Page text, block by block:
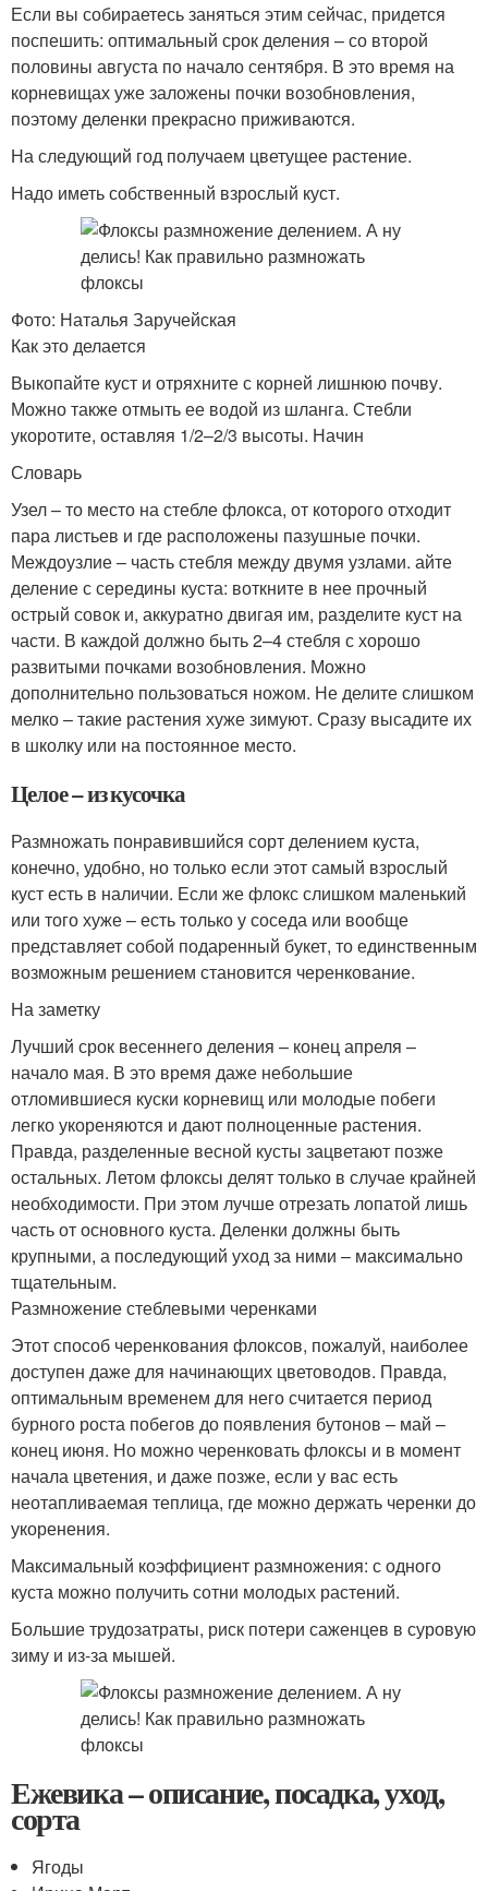
Если вы собираетесь заняться этим сейчас, придется
поспешить: оптимальный срок деления – со второй
половины августа по начало сентября. В это время на
корневищах уже заложены почки возобновления,
поэтому деленки прекрасно приживаются.
На следующий год получаем цветущее растение.
Надо иметь собственный взрослый куст.
Фото: Наталья Заручейская
Как это делается
Выкопайте куст и отряхните с корней лишнюю почву.
Можно также отмыть ее водой из шланга. Стебли
укоротите, оставляя 1/2–2/3 высоты. Начин
Словарь
Узел – то место на стебле флокса, от которого отходит
пара листьев и где расположены пазушные почки.
Междоузлие – часть стебля между двумя узлами. айте
деление с середины куста: воткните в нее прочный
острый совок и, аккуратно двигая им, разделите куст на
части. В каждой должно быть 2–4 стебля с хорошо
развитыми почками возобновления. Можно
дополнительно пользоваться ножом. Не делите слишком
мелко – такие растения хуже зимуют. Сразу высадите их
в школку или на постоянное место.
Целое – из кусочка
Размножать понравившийся сорт делением куста,
конечно, удобно, но только если этот самый взрослый
куст есть в наличии. Если же флокс слишком маленький
или того хуже – есть только у соседа или вообще
представляет собой подаренный букет, то единственным
возможным решением становится черенкование.
На заметку
Лучший срок весеннего деления – конец апреля –
начало мая. В это время даже небольшие
отломившиеся куски корневищ или молодые побеги
легко укореняются и дают полноценные растения.
Правда, разделенные весной кусты зацветают позже
остальных. Летом флоксы делят только в случае крайней
необходимости. При этом лучше отрезать лопатой лишь
часть от основного куста. Деленки должны быть
крупными, а последующий уход за ними – максимально
тщательным.
Размножение стеблевыми черенками
Этот способ черенкования флоксов, пожалуй, наиболее
доступен даже для начинающих цветоводов. Правда,
оптимальным временем для него считается период
бурного роста побегов до появления бутонов – май –
конец июня. Но можно черенковать флоксы и в момент
начала цветения, и даже позже, если у вас есть
неотапливаемая теплица, где можно держать черенки до
укоренения.
Максимальный коэффициент размножения: с одного
куста можно получить сотни молодых растений.
Большие трудозатраты, риск потери саженцев в суровую
зиму и из-за мышей.
Ежевика – описание, посадка, уход,
сорта
Ягоды